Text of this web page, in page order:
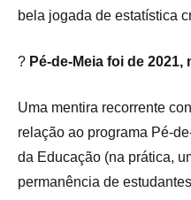
bela jogada de estatística
? Pé-de-Meia foi de 2021,
Uma mentira recorrente
relação ao programa Pé-
da Educação (na prática,
permanência de